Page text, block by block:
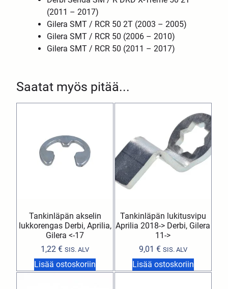
Saatat myös pitää...
Tankinläpän akselin
lukkorengas Derbi, Aprilia,
Gilera <-17
1,22€ SIS. ALV
Lisää ostoskoriin
Tankinläpän lukitusvipu
Aprilia 2018-> Derbi, Gilera
11->
9,01 € SIS. ALV
Lisää ostoskoriin
(2011 – 2017)
Gilera SMT / RCR 50 2T (2003 – 2005)
Gilera SMT / RCR 50 (2006 – 2010)
Gilera SMT / RCR 50 (2011 – 2017)